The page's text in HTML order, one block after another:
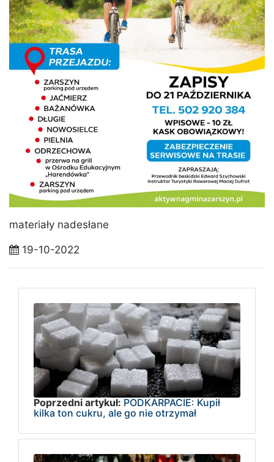
materiały nadesłane
19-10-2022
Poprzedni artykuł: PODKARPACIE: Kupił
kilka ton cukru, ale go nie otrzymał